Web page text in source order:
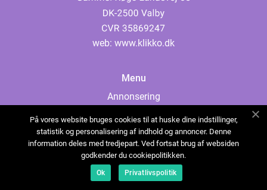
web: www.klikko.dk
Menu
Annonsering
Cookies
Kontakta oss
Sitemap
På vores website bruges cookies til at huske dine indstillinger,
statistik og personalisering af indhold og annoncer. Denne
information deles med tredjepart. Ved fortsat brug af websiden
godkender du cookiepolitikken.
Ok Privatlivspolitik